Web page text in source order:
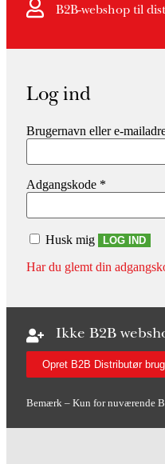
B2B-webshop til
Log ind
Brugernavn eller e-
Adgangskode *
Husk mig LOG IND
Har du glemt din
Ikke B2B
Opret B2B Distributør
Bemærk – Kun for nuværende